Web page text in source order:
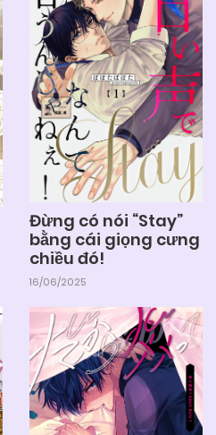
Đừng có nói “Stay”
bằng cái giọng cưng
chiều đó!
16/06/2025